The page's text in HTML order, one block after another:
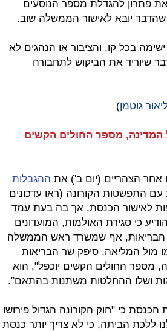
פתרון להגדלת מספר הנוסעים
יובא לאישור הממשלה שוב.
בכל קו, והציבור או הנהגים לא
שיוריד את הביקוש לתחבורה
גוטמן)
המדינה, מספר החולים הקשים
הצהריים (יום ב') את ההגבלות
התפשטות הקורונה (ראו עדכונים
לאישור הכנסת, אך בה בעת עמד
כי סגירת האולמות, המועדונים
הבריאות, אף שמשרד ראש הממשלה
מול המליאה, סיפק שר הבריאות
מספר החולים הקשים יוכפל", הוא
ושלו ההחלטות משתנות בהתאם".
כי "חוק הקורונה הגדול פירושו
ללכת הביתה, כי לא צריך יותר כנסת